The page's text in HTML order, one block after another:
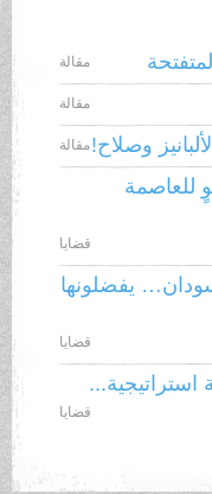
مقالة
مقالة
وصلاح!مقالة
قضايا
يفضلونها
قضايا
قضايا